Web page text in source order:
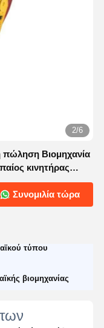
2/6
Βιομηχανία
κινητήρας
Αγκίστρας
Συνομιλία τώρα
τύπου
βιομηχανίας